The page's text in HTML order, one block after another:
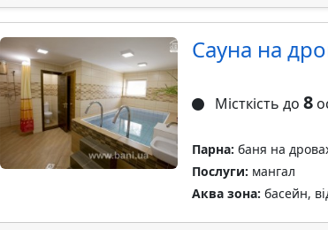
Сауна на
Місткість до 8
Парна: баня на
Послуги: мангал
Аква зона: басейн,